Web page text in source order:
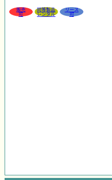
販売
可
同等製品
レンタル
リース
可